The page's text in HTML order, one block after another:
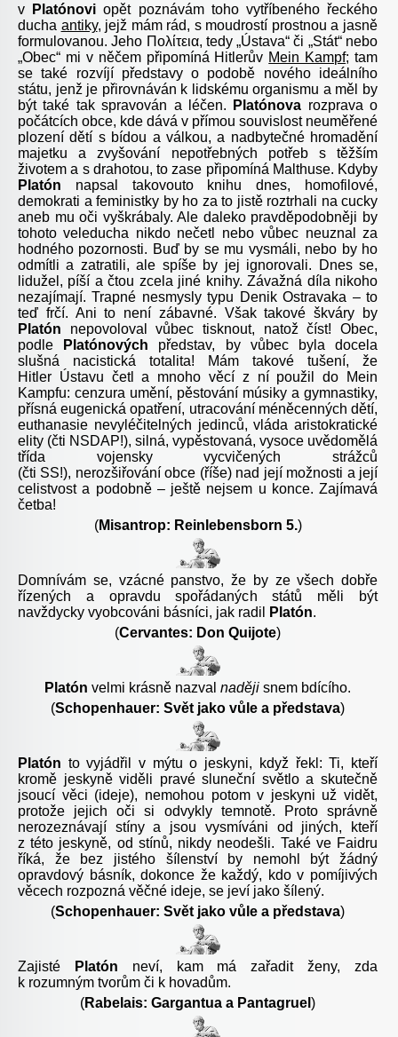
v Platónovi opět poznávám toho vytříbeného řeckého
ducha antiky, jejž mám rád, s moudrostí prostnou a jasně
formulovanou. Jeho Πολίτεια, tedy „Ústava“ či „Stát“ nebo
„Obec“ mi v něčem připomíná Hitlerův Mein Kampf; tam
se také rozvíjí představy o podobě nového ideálního
státu, jenž je přirovnáván k lidskému organismu a měl by
být také tak spravován a léčen.
Platónova rozprava o
počátcích obce, kde dává v přímou souvislost neuměřené
plození dětí s bídou a válkou, a nadbytečné hromadění
majetku a zvyšování nepotřebných potřeb s těžším
životem a s drahotou, to zase připomíná Malthuse. Kdyby
Platón napsal takovouto knihu dnes, homofilové,
demokrati a feministky by ho za to jistě roztrhali na cucky
aneb mu oči vyškrábaly. Ale daleko pravděpodobněji by
tohoto veleducha nikdo nečetl nebo vůbec neuznal za
hodného pozornosti. Buď by se mu vysmáli, nebo by ho
odmítli a zatratili, ale spíše by jej ignorovali. Dnes se,
lidužel, píší a čtou zcela jiné knihy. Závažná díla nikoho
nezajímají. Trapné nesmysly typu Denik Ostravaka – to
teď frčí. Ani to není zábavné. Však takové škváry by
Platón nepovoloval vůbec tisknout, natož číst! Obec,
podle
Platónových představ, by vůbec byla docela
slušná nacistická totalita! Mám takové tušení, že
Hitler Ústavu četl a mnoho věcí z ní použil do
Mein
Kampfu: cenzura umění, pěstování músiky a gymnastiky,
přísná eugenická opatření, utracování méněcenných dětí,
euthanasie nevyléčitelných jedinců, vláda aristokratické
elity (čti NSDAP!), silná, vypěstovaná, vysoce uvědomělá
třída vojensky vycvičených strážců
(čti SS!), nerozšiřování obce (říše) nad její možnosti a její
celistvost a podobně – ještě nejsem u konce. Zajímavá
četba!
(Misantrop: Reinlebensborn 5.)
Domnívám se, vzácné panstvo, že by ze všech dobře
řízených a opravdu spořádaných států měli být
navždycky vyobcováni básníci, jak radil
Platón.
(Cervantes: Don Quijote)
Platón velmi krásně nazval naději snem bdícího.
(Schopenhauer: Svět jako vůle a představa)
Platón to vyjádřil v mýtu o jeskyni, když řekl: Ti, kteří
kromě jeskyně viděli pravé sluneční světlo a skutečně
jsoucí věci (ideje), nemohou potom v jeskyni už vidět,
protože jejich oči si odvykly temnotě. Proto správně
nerozeznávají stíny a jsou vysmíváni od jiných, kteří
z této jeskyně, od stínů, nikdy neodešli. Také ve Faidru
říká, že bez jistého šílenství by nemohl být žádný
opravdový básník, dokonce že každý, kdo v pomíjivých
věcech rozpozná věčné ideje, se jeví jako šílený.
(Schopenhauer: Svět jako vůle a představa)
Zajisté Platón neví, kam má zařaditženy, zda
k rozumným tvorům či k hovadům.
(Rabelais: Gargantua a Pantagruel )